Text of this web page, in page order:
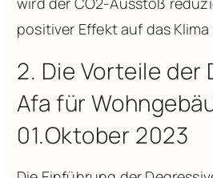
positiver Effekt auf das
2. Die Vorteile der
Afa für
01.Oktober 2023